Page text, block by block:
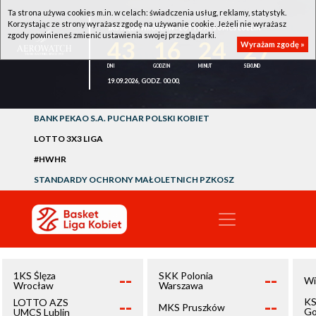
1KS ŚLĘZA WROCŁAW - LOTTO AZS UMCS LUBLIN
27
19.09.2026, GODZ. 00:00,
BANK PEKAO S.A. PUCHAR POLSKI KOBIET
LOTTO 3X3 LIGA
#HWHR
STANDARDY OCHRONY MAŁOLETNICH PZKOSZ
1KS Ślęza
Wrocław
--
LOTTO AZS
UMCS Lublin
--
SKK Polonia
Warszawa
--
MKS Pruszków --
Ta strona używa cookies m.in. w celach: świadczenia usług, reklamy, statystyk.
Korzystając ze strony wyrażasz zgodę na używanie cookie. Jeżeli nie wyrażasz
zgody powinieneś zmienić ustawienia swojej przeglądarki.
Wyrażam zgodę »